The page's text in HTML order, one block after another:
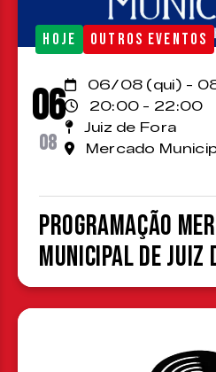
HOJE OUTROS EVENTOS
06
08
06/08 (qui) -
20:00 - 22:00
Juiz de Fora
Mercado
Programação
Municipal de Juiz